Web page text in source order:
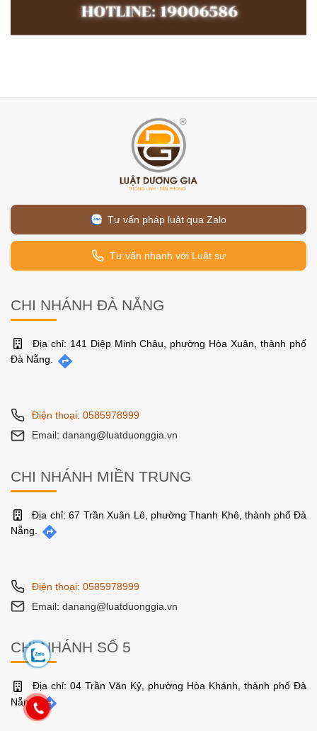
Tư vấn pháp luật qua Zalo
Tư vấn nhanh với Luật sư
CHI NHÁNH ĐÀ NẴNG
Địa chỉ: 141 Diệp Minh Châu, phường Hòa Xuân, thành phố
Đà Nẵng.
Điện thoại: 0585978999
Email: danang@luatduonggia.vn
CHI NHÁNH MIỀN TRUNG
Địa chỉ: 67 Trần Xuân Lê, phường Thanh Khê, thành phố Đà
Nẵng.
Điện thoại: 0585978999
Email: danang@luatduonggia.vn
CHI NHÁNH SỐ 5
Địa chỉ: 04 Trần Văn Kỷ, phường Hòa Khánh, thành phố Đà
Nẵng.